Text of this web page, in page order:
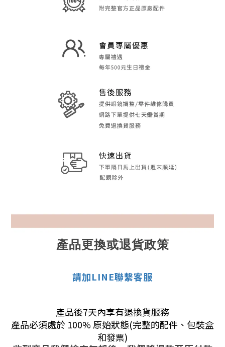
產品更換或退貨政策
請加LINE聯繫客服
產品後7天內享有退換貨服務
產品必須處於 100% 原始狀態(完整的配件、包裝盒
和發票)